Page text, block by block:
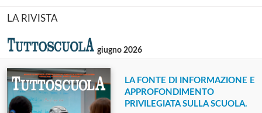
LA RIVISTA
giugno 2026
LA FONTE DI INFORMAZIONE E
APPROFONDIMENTO
PRIVILEGIATA SULLA SCUOLA.